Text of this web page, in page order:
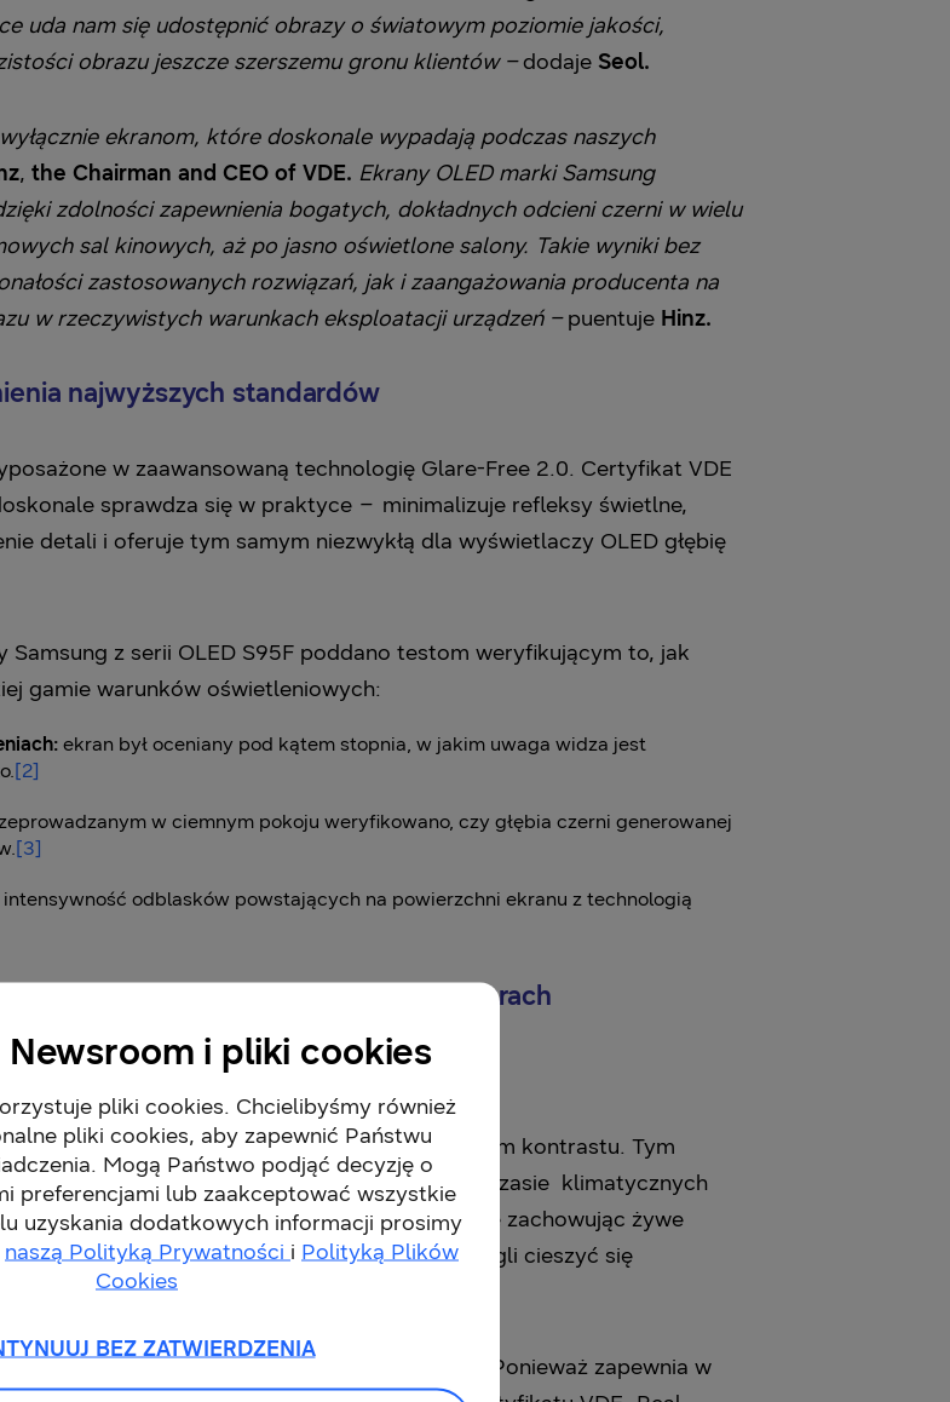
uda nam się udostępnić obrazy o światowym poziomie jakości,
obrazu jeszcze szerszemu gronu klientów –dodaje Seol.
ekranom, które doskonale wypadają podczas naszych
, the Chairman and CEO of VDE. Ekrany OLED marki Samsung
zdolności zapewnienia bogatych, dokładnych odcieni czerni w wielu
sal kinowych, aż po jasno oświetlone salony. Takie wyniki bez
zastosowanych rozwiązań, jak i zaangażowania producenta na
w rzeczywistych warunkach eksploatacji urządzeń –puentuje Hinz.
najwyższych standardów
w zaawansowaną technologię Glare-Free 2.0. Certyfikat VDE
sprawdza się w praktyce – minimalizuje refleksy świetlne,
detali i oferuje tym samym niezwykłą dla wyświetlaczy OLED głębię
z serii OLED S95F poddano testom weryfikującym to, jak
gamie warunków oświetleniowych:
ekran był oceniany pod kątem stopnia, w jakim uwaga widza jest
[2]
w ciemnym pokoju weryfikowano, czy głębia czerni generowanej
[3]
intensywność odblasków powstających na powierzchni ekranu z technologią
oglądania ulubionych programów i w grach
wyjątkowo żywe kolory i wysoki poziom kontrastu. Tym
czy to podczas szybkiej rozgrywki, czy w czasie klimatycznych
Free dodatkowo poprawia wrażenia wizualne zachowując żywe
dokładnie tak aby widzowie mogli cieszyć się
obrazem.
telewizorów już 19 rok z rzędu
. Dlaczego? Ponieważ zapewnia w
Newsroom i pliki cookies
pliki cookies. Chcielibyśmy również
pliki cookies, aby zapewnić Państwu
Mogą Państwo podjąć decyzję o
preferencjami lub zaakceptować wszystkie
uzyskania dodatkowych informacji prosimy
naszą Polityką Prywatności i Polityką Plików
Cookies
BEZ ZATWIERDZENIA